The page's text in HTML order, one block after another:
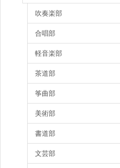
吹奏楽部
合唱部
軽音楽部
茶道部
筝曲部
美術部
書道部
文芸部